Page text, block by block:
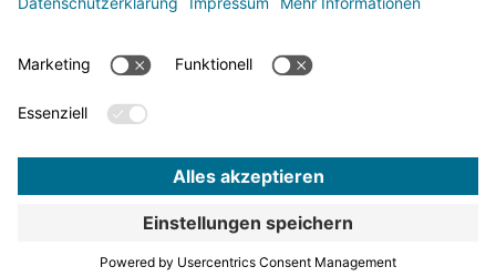
Für mehr News
hier entlang!
Geoinformation
Datenschutz
Barrierefreiheitserklärung
Bekanntmachungen
Datenschutz-Einstellungen